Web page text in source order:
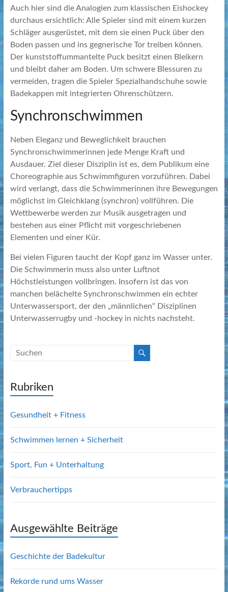
Auch hier sind die Analogien zum klassischen Eishockey
durchaus ersichtlich: Alle Spieler sind mit einem kurzen
Schläger ausgerüstet, mit dem sie einen Puck über den
Boden passen und ins gegnerische Tor treiben können.
Der kunststoffummantelte Puck besitzt einen Bleikern
und bleibt daher am Boden. Um schwere Blessuren zu
vermeiden, tragen die Spieler Spezialhandschuhe sowie
Badekappen mit integrierten Ohrenschützern.
Synchronschwimmen
Neben Eleganz und Beweglichkeit brauchen
Synchronschwimmerinnen jede Menge Kraft und
Ausdauer. Ziel dieser Disziplin ist es, dem Publikum eine
Choreographie aus Schwimmfiguren vorzuführen. Dabei
wird verlangt, dass die Schwimmerinnen ihre Bewegungen
möglichst im Gleichklang (synchron) vollführen. Die
Wettbewerbe werden zur Musik ausgetragen und
bestehen aus einer Pflicht mit vorgeschriebenen
Elementen und einer Kür.
Bei vielen Figuren taucht der Kopf ganz im Wasser unter.
Die Schwimmerin muss also unter Luftnot
Höchstleistungen vollbringen. Insofern ist das von
manchen belächelte Synchronschwimmen ein echter
Unterwassersport, der den „männlichen“ Disziplinen
Unterwasserrugby und -hockey in nichts nachsteht.
Rubriken
Gesundheit + Fitness
Schwimmen lernen + Sicherheit
Sport, Fun + Unterhaltung
Verbrauchertipps
Ausgewählte Beiträge
Geschichte der Badekultur
Rekorde rund ums Wasser